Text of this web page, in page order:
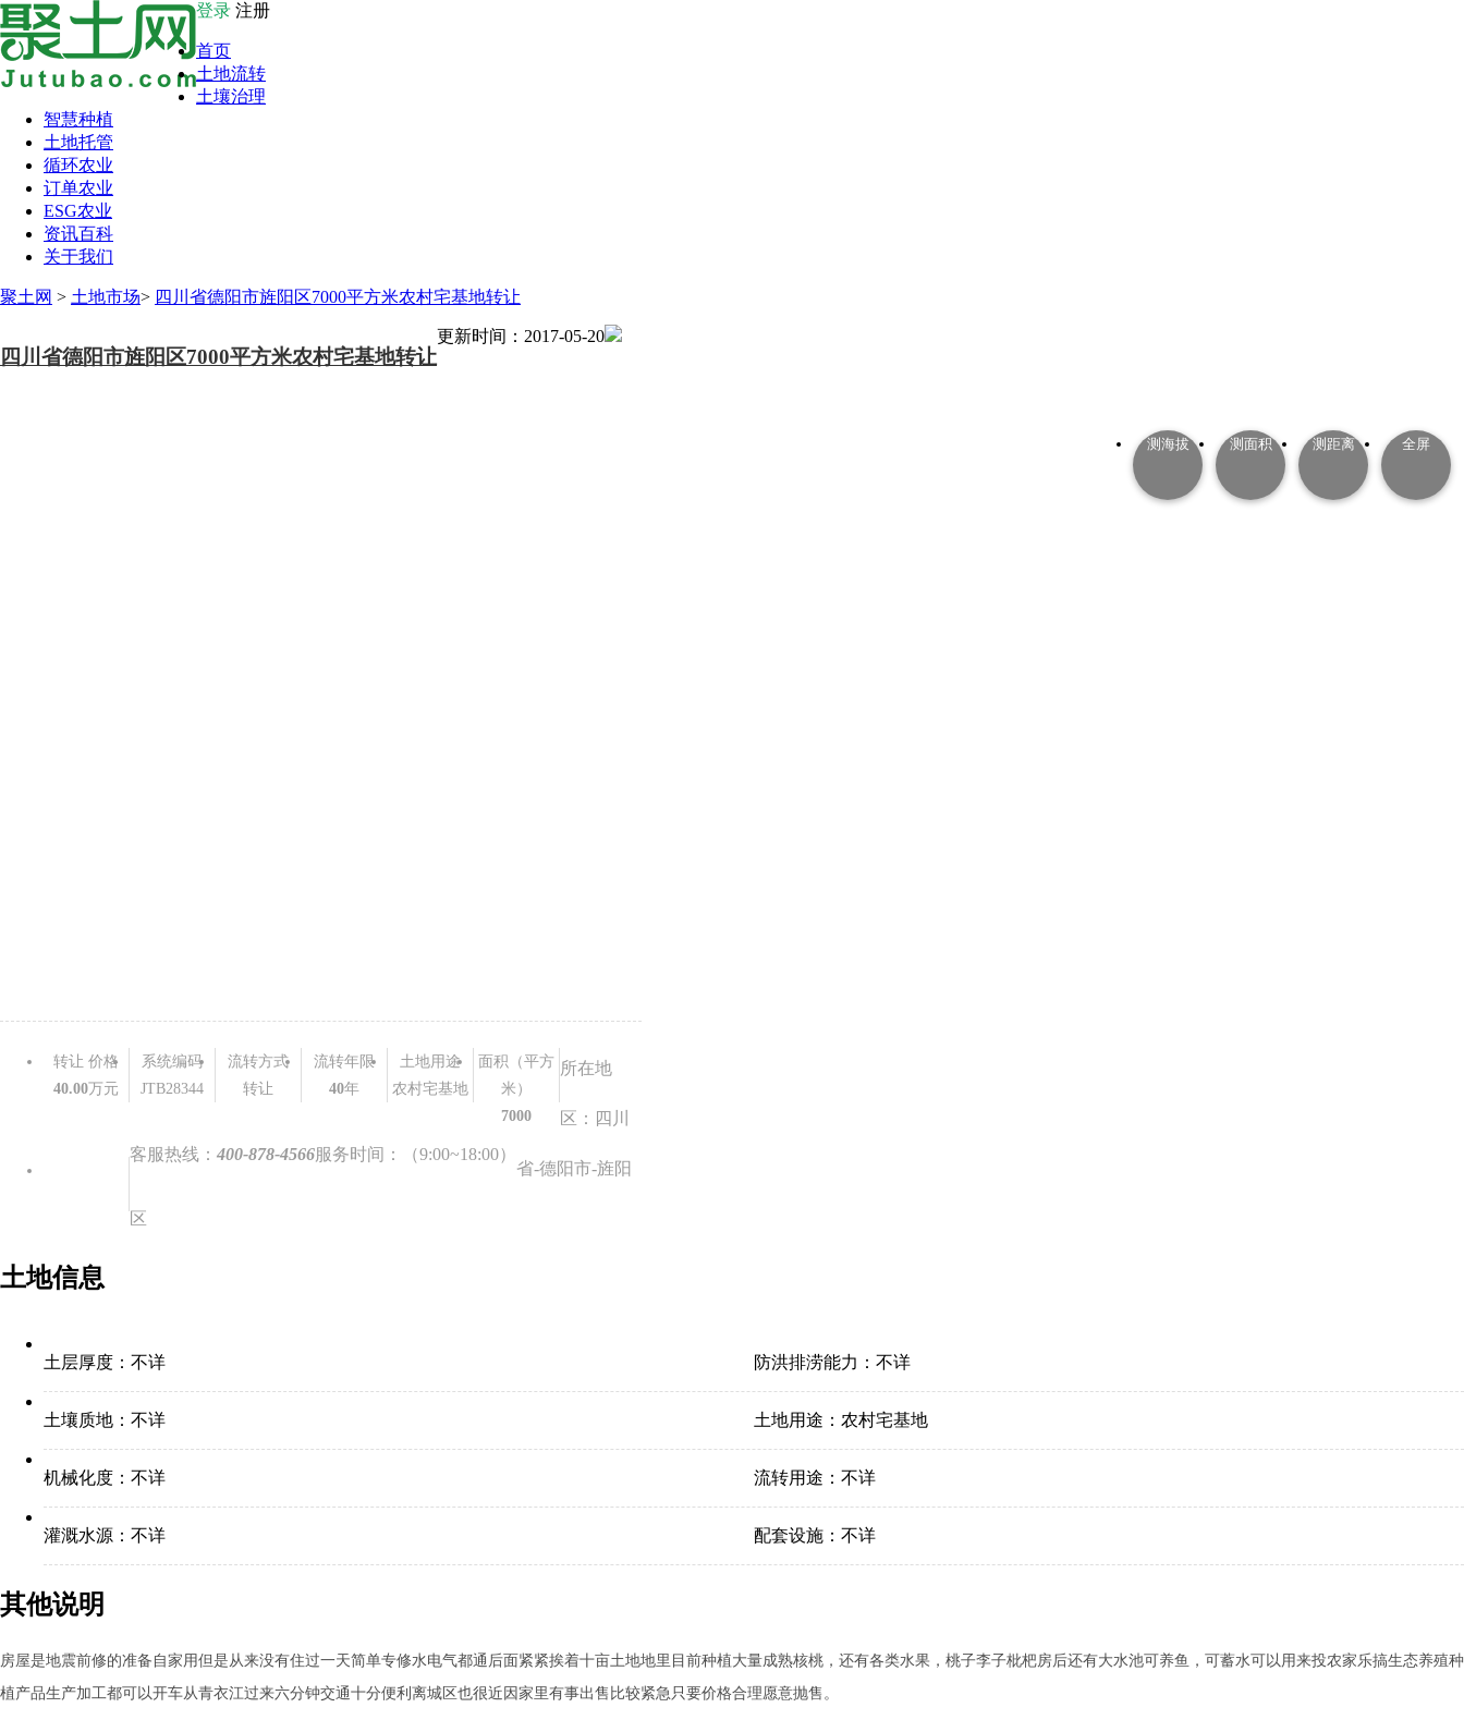
登录 注册
首页
土地流转
土壤治理
智慧种植
土地托管
循环农业
订单农业
ESG农业
资讯百科
关于我们
聚土网 > 土地市场> 四川省德阳市旌阳区7000平方米农村宅基地转让
四川省德阳市旌阳区7000平方米农村宅基地转让
更新时间：2017-05-20
转让 价格
40.00万元
系统编码
JTB28344
流转方式
转让
流转年限
40年
土地用途
农村宅基地
面积（平方
米）
7000
客服热线： 400-878-4566服务时间：（9:00~18:00）
所在地
区：四川
省-德阳市-旌阳
区
土地信息
土层厚度： 不详 防洪排涝能力： 不详
土壤质地： 不详 土地用途： 农村宅基地
机械化度： 不详 流转用途： 不详
灌溉水源： 不详 配套设施： 不详
其他说明
房屋是地震前修的准备自家用但是从来没有住过一天简单专修水电气都通后面紧紧挨着十亩土地地里目前种植大量成熟核桃，还有各类水果，桃子李子枇杷房后还有大水池可养鱼，可蓄水可以用来投农家乐搞生态养殖种
植产品生产加工都可以开车从青衣江过来六分钟交通十分便利离城区也很近因家里有事出售比较紧急只要价格合理愿意抛售。